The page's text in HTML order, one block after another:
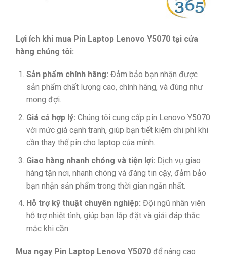
Lợi ích khi mua Pin Laptop Lenovo Y5070 tại cửa
hàng chúng tôi:
Sản phẩm chính hãng: Đảm bảo bạn nhận được
sản phẩm chất lượng cao, chính hãng, và đúng như
mong đợi.
Giá cả hợp lý: Chúng tôi cung cấp pin Lenovo Y5070
với mức giá cạnh tranh, giúp bạn tiết kiệm chi phí khi
cần thay thế pin cho laptop của mình.
Giao hàng nhanh chóng và tiện lợi: Dịch vụ giao
hàng tận nơi, nhanh chóng và đáng tin cậy, đảm bảo
bạn nhận sản phẩm trong thời gian ngắn nhất.
Hỗ trợ kỹ thuật chuyên nghiệp: Đội ngũ nhân viên
hỗ trợ nhiệt tình, giúp bạn lắp đặt và giải đáp thắc
mắc khi cần.
Mua ngay Pin Laptop Lenovo Y5070 để nâng cao